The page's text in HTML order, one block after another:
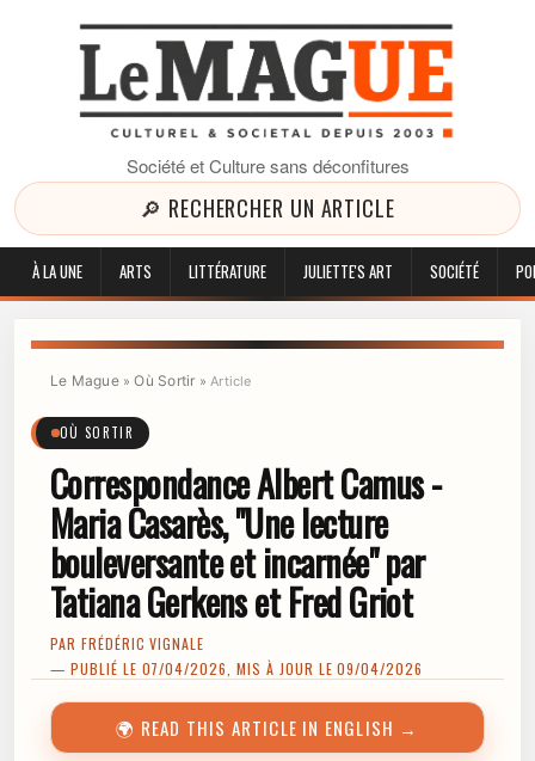
Société et Culture sans déconfitures
🔎 RECHERCHER UN ARTICLE
À LA UNE ARTS LITTÉRATURE JULIETTE'S ART SOCIÉTÉ
Le Mague»Où Sortir »Article
OÙ SORTIR
Correspondance Albert Camus -
Maria Casarès, "Une lecture
bouleversante et incarnée" par
Tatiana Gerkens et Fred Griot
PAR FRÉDÉRIC VIGNALE
— PUBLIÉ LE 07/04/2026, MIS À JOUR LE 09/04/2026
🌍 READ THIS ARTICLE IN ENGLISH →